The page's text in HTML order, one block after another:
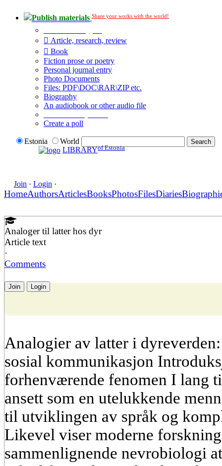
Publish materials Share your works with the world!
Article, research, review
Book
Fiction prose or poetry
Personal journal entry
Photo Documents
Files: PDF\DOC\RAR\ZIP etc.
Biography
An audiobook or other audio file
Create a poll
Estonia
World
LIBRARYof Estonia
Join · Login ·
HomeAuthorsArticlesBooksPhotosFilesDiaries
Analoger til latter hos dyr
Article text
·
Comments
Join Login
Analogier av latter i
sosial kommunikasjon
forhenværende fenomen I lang
ansett som en utelukkende
til utviklingen av språk og
Likevel viser moderne
sammenlignende nevrobiologi